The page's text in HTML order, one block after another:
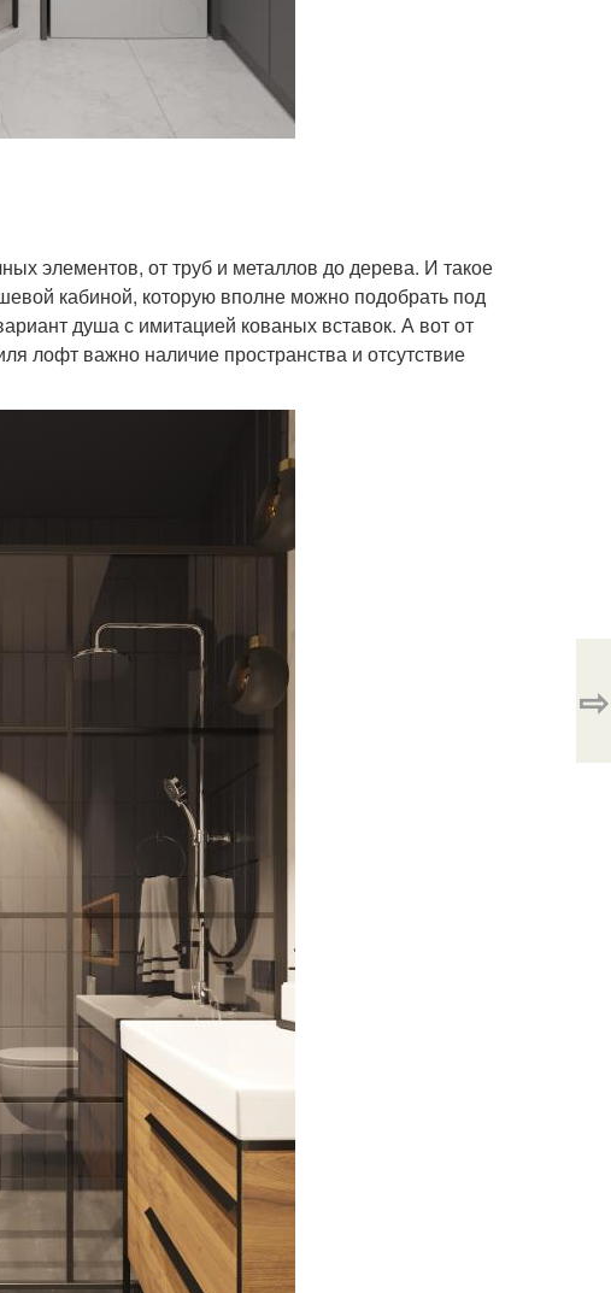
элементов, от труб и металлов до дерева. И такое
кабиной, которую вполне можно подобрать под
душа с имитацией кованых вставок. А вот от
лофт важно наличие пространства и отсутствие
⇨